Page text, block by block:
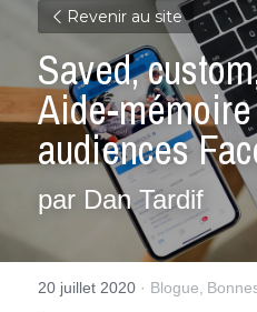
Revenir au site
Saved,
Aide-
audiences
par Dan Tardif
20 juillet 2020 · Blogue,